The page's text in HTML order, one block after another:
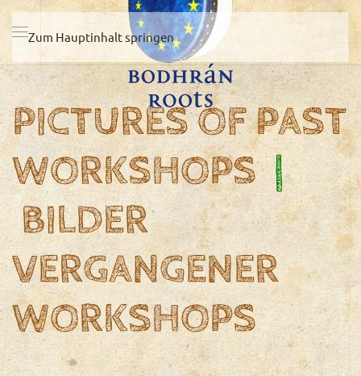
Zum Hauptinhalt springen
PICTURES OF PAST
WORKSHOPS|
BILDER
VERGANGENER
WORKSHOPS